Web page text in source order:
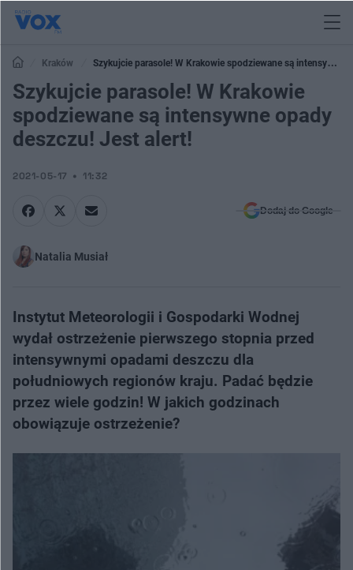
Kraków
Szykujcie parasole! W Krakowie spodziewane są intensywne
opady deszczu! Jest alert!
Szykujcie parasole! W Krakowie
spodziewane są intensywne opady
deszczu! Jest alert!
2021-05-17 11:32
Dodaj do Google
Natalia Musiał
Instytut Meteorologii i Gospodarki Wodnej
wydał ostrzeżenie pierwszego stopnia przed
intensywnymi opadami deszczu dla
południowych regionów kraju. Padać będzie
przez wiele godzin! W jakich godzinach
obowiązuje ostrzeżenie?